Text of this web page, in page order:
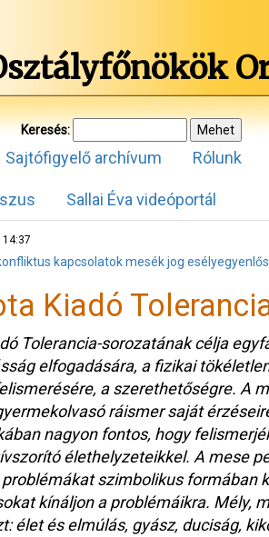
Keresés:
Sajtófigyelő archívum Rólunk
Sallai Éva videóportál
14:37
kapcsolatokmesékjog
Kiadó
Tolerancia-sorozatának célja
elfogadására, a fizikai
a szerethetőségre. A
ráismer saját
nagyon fontos, hogy
élethelyzeteikkel. A mese
szimbolikus formában
kínáljon a problémáikra. Mély,
élet és elmúlás, gyász, duciság,